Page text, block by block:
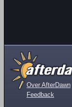
Over AfterDawn
Feedback